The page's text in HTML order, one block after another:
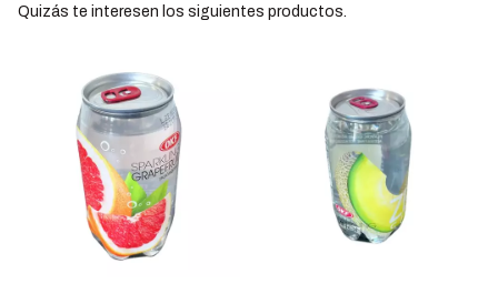
Quizás te interesen los siguientes productos.